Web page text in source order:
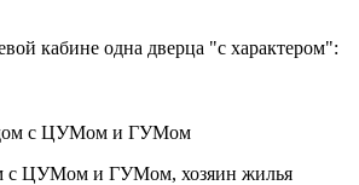
кабине одна дверца "с характером":
c ЦУМом и ГУМом, хозяин жилья